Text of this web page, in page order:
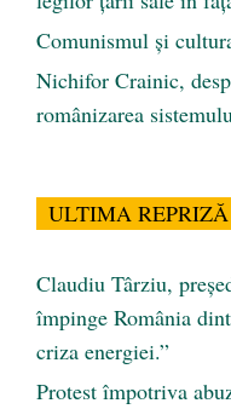
Comunismul şi
Nichifor Crainic,
românizarea
ULTIMA REPRIZĂ
Claudiu Târziu,
împinge România
criza energiei.”
Protest împotriva